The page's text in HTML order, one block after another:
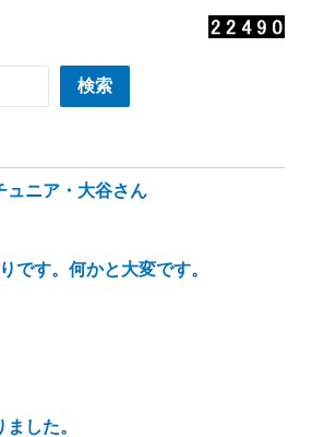
検索
ュニア・大谷さん
です。何かと大変です。
した。